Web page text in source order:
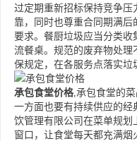
过定期重新招标保持竞争
靠，同时也尊重合同期满
要求。餐厨垃圾应当分类
流餐桌。规范的废弃物处
保规定，在各服务点落实
承包食堂价格,承包食堂的
一方面也要有持续供应的
饮管理有限公司在菜单规
窗口，让食堂每天都充满